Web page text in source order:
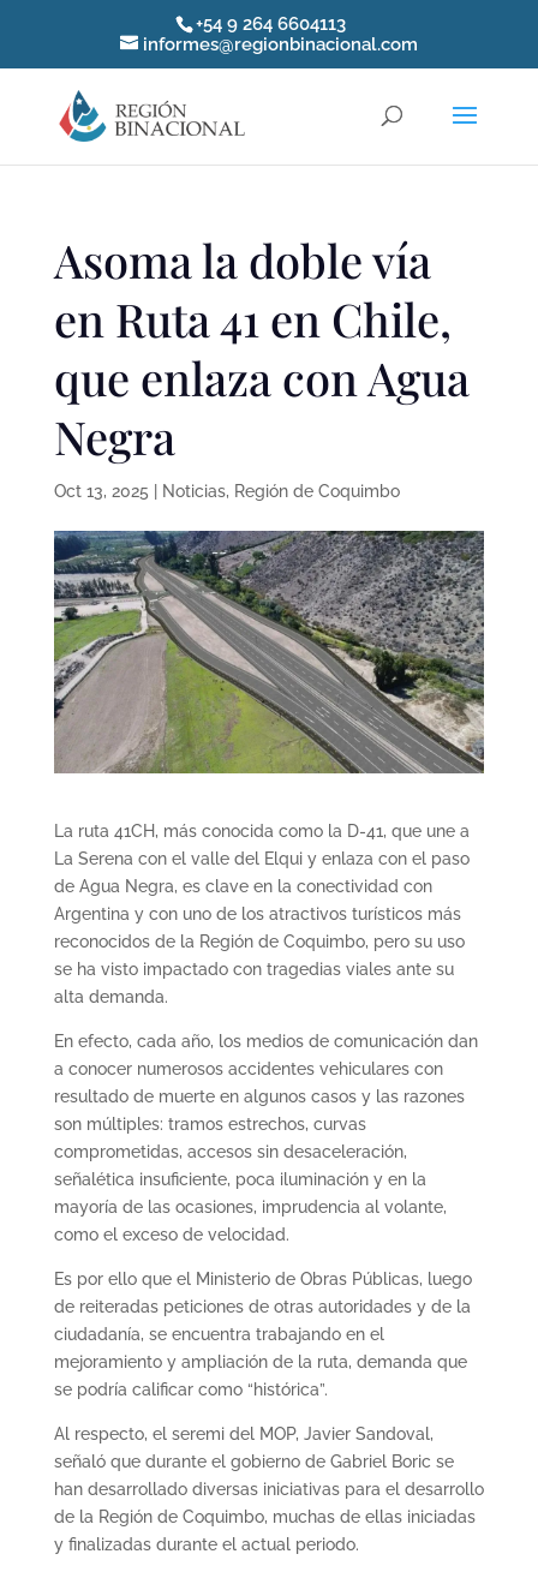
+54 9 264 6604113
informes@regionbinacional.com
Asoma la doble vía
en Ruta 41 en Chile,
que enlaza con Agua
Negra
Oct 13, 2025 Noticias, Región de Coquimbo
La ruta 41CH, más conocida como la D-41, que une a
La Serena con el valle del Elqui y enlaza con el paso
de Agua Negra, es clave en la conectividad con
Argentina y con uno de los atractivos turísticos más
reconocidos de la Región de Coquimbo, pero su uso
se ha visto impactado con tragedias viales ante su
alta demanda.
En efecto, cada año, los medios de comunicación dan
a conocer numerosos accidentes vehiculares con
resultado de muerte en algunos casos y las razones
son múltiples: tramos estrechos, curvas
comprometidas, accesos sin desaceleración,
señalética insuficiente, poca iluminación y en la
mayoría de las ocasiones, imprudencia al volante,
como el exceso de velocidad.
Es por ello que el Ministerio de Obras Públicas, luego
de reiteradas peticiones de otras autoridades y de la
ciudadanía, se encuentra trabajando en el
mejoramiento y ampliación de la ruta, demanda que
se podría calificar como “histórica”.
Al respecto, el seremi del MOP, Javier Sandoval,
señaló que durante el gobierno de Gabriel Boric se
han desarrollado diversas iniciativas para el desarrollo
de la Región de Coquimbo, muchas de ellas iniciadas
y finalizadas durante el actual periodo.